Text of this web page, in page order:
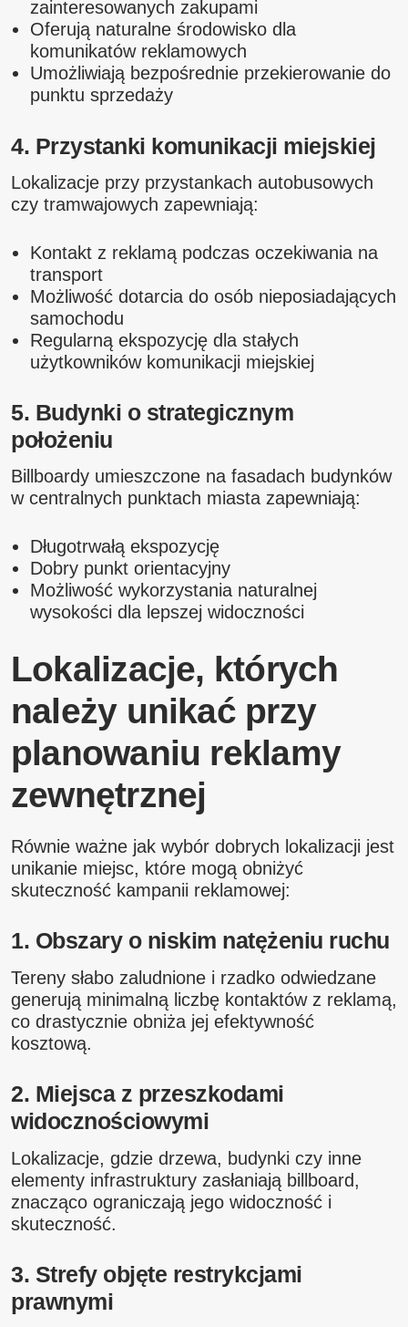
zainteresowanych zakupami
Oferują naturalne środowisko dla
komunikatów reklamowych
Umożliwiają bezpośrednie przekierowanie do
punktu sprzedaży
4. Przystanki komunikacji miejskiej
Lokalizacje przy przystankach autobusowych
czy tramwajowych zapewniają:
Kontakt z reklamą podczas oczekiwania na
transport
Możliwość dotarcia do osób nieposiadających
samochodu
Regularną ekspozycję dla stałych
użytkowników komunikacji miejskiej
5. Budynki o strategicznym
położeniu
Billboardy umieszczone na fasadach budynków
w centralnych punktach miasta zapewniają:
Długotrwałą ekspozycję
Dobry punkt orientacyjny
Możliwość wykorzystania naturalnej
wysokości dla lepszej widoczności
Lokalizacje, których
należy unikać przy
planowaniu reklamy
zewnętrznej
Równie ważne jak wybór dobrych lokalizacji jest
unikanie miejsc, które mogą obniżyć
skuteczność kampanii reklamowej:
1. Obszary o niskim natężeniu ruchu
Tereny słabo zaludnione i rzadko odwiedzane
generują minimalną liczbę kontaktów z reklamą,
co drastycznie obniża jej efektywność
kosztową.
2. Miejsca z przeszkodami
widocznościowymi
Lokalizacje, gdzie drzewa, budynki czy inne
elementy infrastruktury zasłaniają billboard,
znacząco ograniczają jego widoczność i
skuteczność.
3. Strefy objęte restrykcjami
prawnymi